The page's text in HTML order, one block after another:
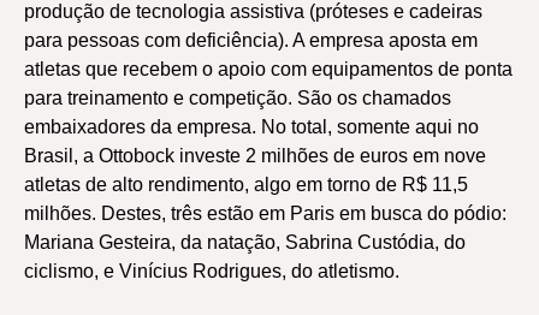
produção de tecnologia assistiva (próteses e cadeiras
para pessoas com deficiência). A empresa aposta em
atletas que recebem o apoio com equipamentos de ponta
para treinamento e competição. São os chamados
embaixadores da empresa. No total, somente aqui no
Brasil, a Ottobock investe 2 milhões de euros em nove
atletas de alto rendimento, algo em torno de R$ 11,5
milhões. Destes, três estão em Paris em busca do pódio:
Mariana Gesteira, da natação, Sabrina Custódia, do
ciclismo, e Vinícius Rodrigues, do atletismo.